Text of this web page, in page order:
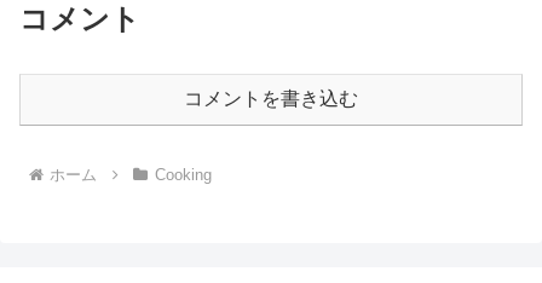
コメント
コメントを書き込む
ホーム Cooking